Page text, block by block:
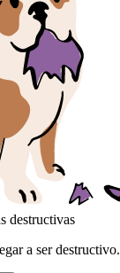
destructivas
a ser destructivo.